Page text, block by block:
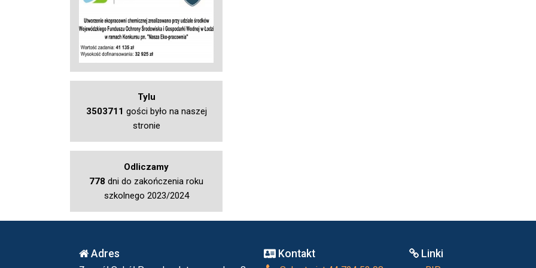
Tylu
3503711 gości było na naszej
stronie
Odliczamy
778 dni do zakończenia roku
szkolnego 2023/2024
Adres Kontakt Linki